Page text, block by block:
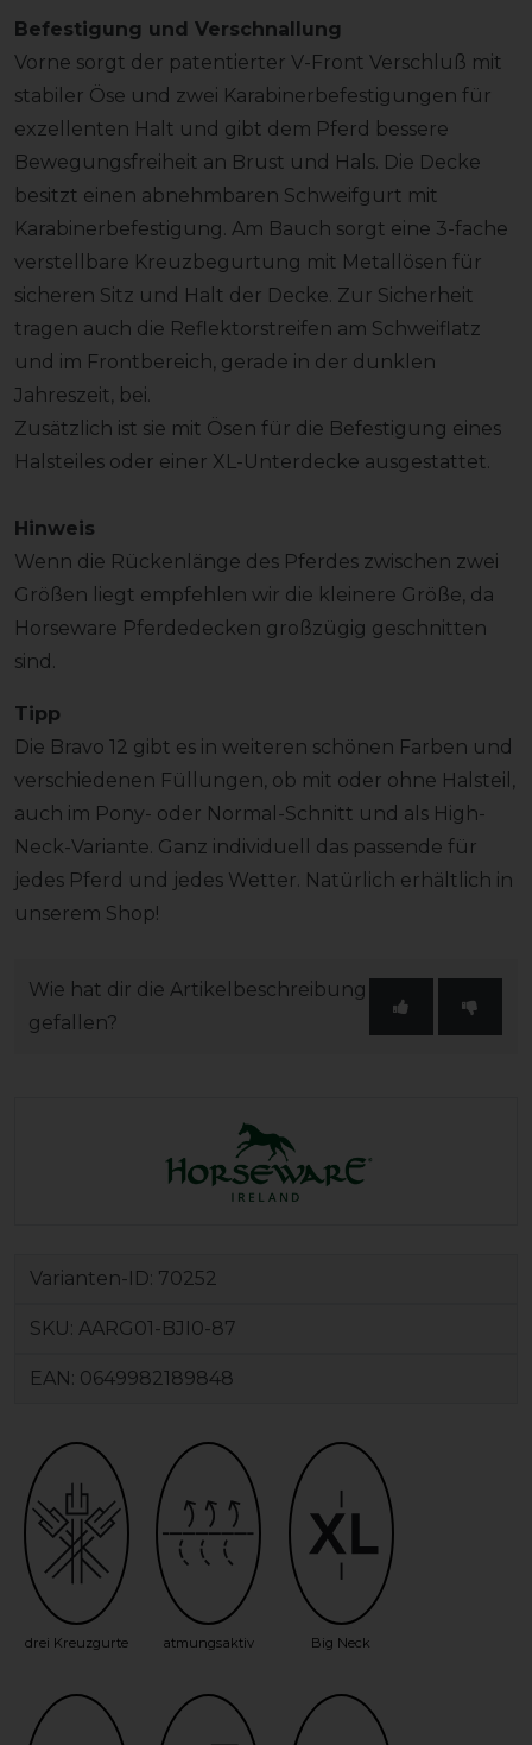
Befestigung und Verschnallung
Vorne sorgt der patentierter V-Front Verschluß mit
stabiler Öse und zwei Karabinerbefestigungen für
exzellenten Halt und gibt dem Pferd bessere
Bewegungsfreiheit an Brust und Hals. Die Decke
besitzt einen abnehmbaren Schweifgurt mit
Karabinerbefestigung. Am Bauch sorgt eine 3-fache
verstellbare Kreuzbegurtung mit Metallösen für
sicheren Sitz und Halt der Decke. Zur Sicherheit
tragen auch die Reflektorstreifen am Schweiflatz
und im Frontbereich, gerade in der dunklen
Jahreszeit, bei.
Zusätzlich ist sie mit Ösen für die Befestigung eines
Halsteiles oder einer XL-Unterdecke ausgestattet.
Hinweis
Wenn die Rückenlänge des Pferdes zwischen zwei
Größen liegt empfehlen wir die kleinere Größe, da
Horseware Pferdedecken großzügig geschnitten
sind.
Tipp
Die Bravo 12 gibt es in weiteren schönen Farben und
verschiedenen Füllungen, ob mit oder ohne Halsteil,
auch im Pony- oder Normal-Schnitt und als High-
Neck-Variante. Ganz individuell das passende für
jedes Pferd und jedes Wetter. Natürlich erhältlich in
unserem Shop!
Wie hat dir die Artikelbeschreibung
gefallen?
Varianten-ID: 70252
SKU: AARG01-BJI0-87
EAN: 0649982189848
drei Kreuzgurte atmungsaktiv Big Neck